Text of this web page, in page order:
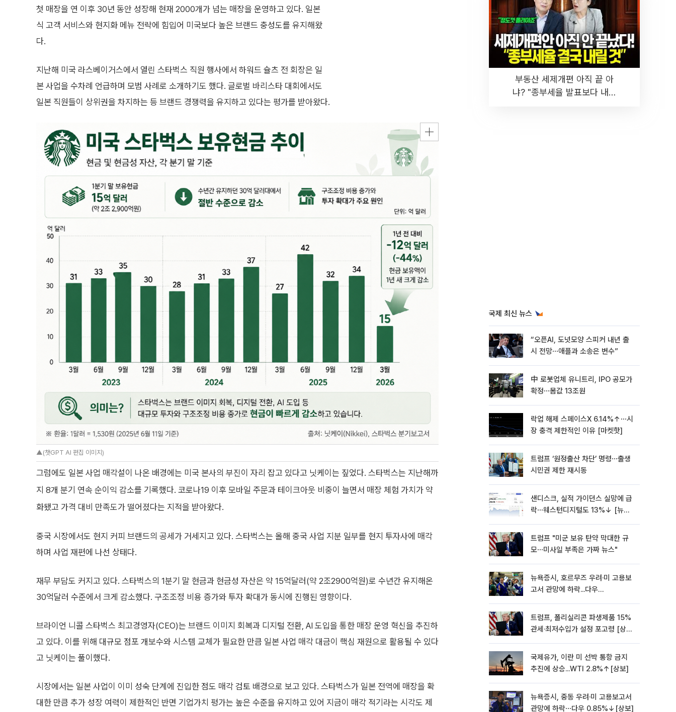
첫 매장을 연 이후 30년 동안 성장해 현재 2000개가 넘는 매장을 운영하고 있다. 일본
식 고객 서비스와 현지화 메뉴 전략에 힘입어 미국보다 높은 브랜드 충성도를 유지해왔
다.
지난해 미국 라스베이거스에서 열린 스타벅스 직원 행사에서 하워드 슐츠 전 회장은 일
본 사업을 수차례 언급하며 모범 사례로 소개하기도 했다. 글로벌 바리스타 대회에서도
일본 직원들이 상위권을 차지하는 등 브랜드 경쟁력을 유지하고 있다는 평가를 받아왔다.
▲(챗GPT AI 편집 이미지)
그럼에도 일본 사업 매각설이 나온 배경에는 미국 본사의 부진이 자리 잡고 있다고 닛케이는 짚었다. 스타벅스는 지난해까
지 8개 분기 연속 순이익 감소를 기록했다. 코로나19 이후 모바일 주문과 테이크아웃 비중이 늘면서 매장 체험 가치가 약
화됐고 가격 대비 만족도가 떨어졌다는 지적을 받아왔다.
중국 시장에서도 현지 커피 브랜드의 공세가 거세지고 있다. 스타벅스는 올해 중국 사업 지분 일부를 현지 투자사에 매각
하며 사업 재편에 나선 상태다.
재무 부담도 커지고 있다. 스타벅스의 1분기 말 현금과 현금성 자산은 약 15억달러(약 2조2900억원)로 수년간 유지해온
30억달러 수준에서 크게 감소했다. 구조조정 비용 증가와 투자 확대가 동시에 진행된 영향이다.
브라이언 니콜 스타벅스 최고경영자(CEO)는 브랜드 이미지 회복과 디지털 전환, AI 도입을 통한 매장 운영 혁신을 추진하
고 있다. 이를 위해 대규모 점포 개보수와 시스템 교체가 필요한 만큼 일본 사업 매각 대금이 핵심 재원으로 활용될 수 있다
고 닛케이는 풀이했다.
시장에서는 일본 사업이 이미 성숙 단계에 진입한 점도 매각 검토 배경으로 보고 있다. 스타벅스가 일본 전역에 매장을 확
대한 만큼 추가 성장 여력이 제한적인 반면 기업가치 평가는 높은 수준을 유지하고 있어 지금이 매각 적기라는 시각도 제
부동산 세제개편 아직 끝 아
냐? "종부세율 발표보다 내릴
국제 최신 뉴스
“오픈AI, 도넛모양 스피커 내년 출
시 전망⋯애플과 소송은 변수”
中 로봇업체 유니트리, IPO 공모가
확정⋯몸값 13조원
락업 해제 스페이스X 6.14%↑⋯시
장 충격 제한적인 이유 [마켓핫]
트럼프 ‘원정출산 차단’ 명령⋯출생
시민권 제한 재시동
샌디스크, 실적 가이던스 실망에 급
락⋯웨스턴디지털도 13%↓ [뉴욕
트럼프 "미군 보유 탄약 막대한 규
모⋯미사일 부족은 가짜 뉴스"
뉴욕증시, 호르무즈 우려·미 고용보
고서 관망에 하락...다우
트럼프, 폴리실리콘 파생제품 15%
관세·최저수입가 설정 포고령 [상
국제유가, 이란 미 선박 통항 금지
추진에 상승...WTI 2.8%↑[상보]
뉴욕증시, 중동 우려·미 고용보고서
관망에 하락⋯다우 0.85%↓[상보]